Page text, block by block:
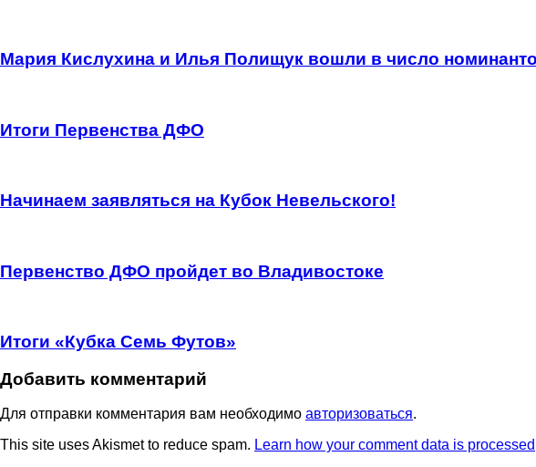
Мария Кислухина и Илья Полищук вошли в число
Итоги Первенства ДФО
Начинаем заявляться на Кубок Невельского!
Первенство ДФО пройдет во Владивостоке
Итоги «Кубка Семь Футов»
Добавить комментарий
Для отправки комментария вам необходимо авторизоваться.
This site uses Akismet to reduce spam. Learn how your comment data is processed